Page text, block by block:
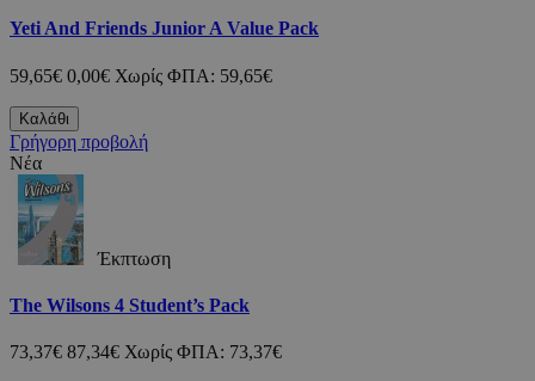
Yeti And Friends Junior A Value Pack
59,65€ 0,00€ Χωρίς ΦΠΑ: 59,65€
Καλάθι
Γρήγορη προβολή
Νέα
Έκπτωση
The Wilsons 4 Student’s Pack
73,37€ 87,34€ Χωρίς ΦΠΑ: 73,37€